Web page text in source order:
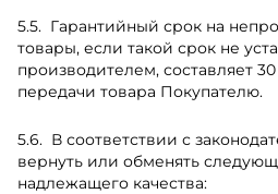
Гарантийный срок на
товары, если такой срок не
производителем, составляет
передачи товара Покупателю.
В соответствии с
вернуть или обменять
надлежащего качества: